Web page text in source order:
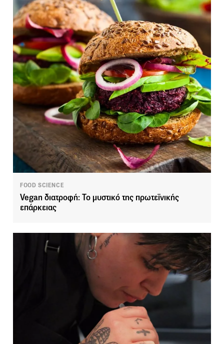
FOOD SCIENCE
Vegan διατροφή: Το μυστικό της πρωτεϊνικής
επάρκειας